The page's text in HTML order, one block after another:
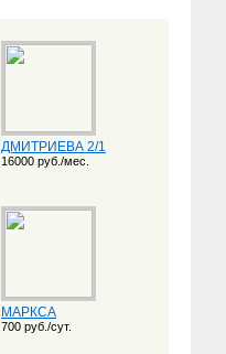
ДМИТРИЕВА 2/1
16000 руб./мес.
МАРКСА
700 руб./сут.